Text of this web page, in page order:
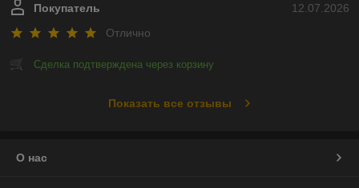
12.07.2026
Покупатель
Отлично
Сделка подтверждена через корзину
Показать все отзывы
О нас